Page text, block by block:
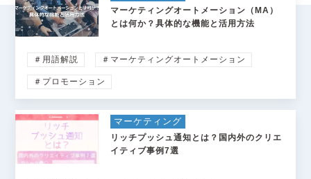
マーケティングオートメーション（MA）
とは何か？具体的な機能と活用方法
＃用語解説 ＃マーケティングオートメーション
＃プロモーション
マーケティング
リッチプッシュ通知とは？国内外のクリエ
イティブ事例7選